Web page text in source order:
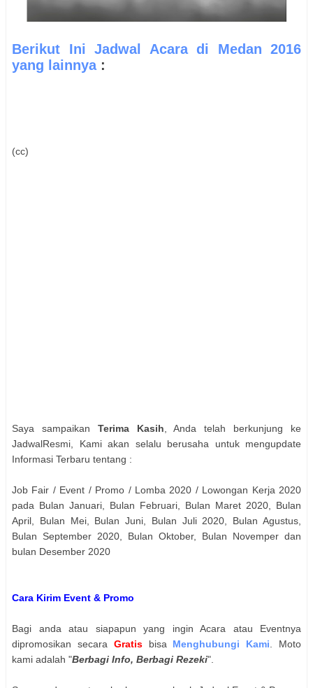
Berikut Ini Jadwal Acara di Medan 2016
yang lainnya:
(cc)
Saya sampaikan Terima Kasih, Anda telah berkunjung ke
JadwalResmi, Kami akan selalu berusaha untuk mengupdate
Informasi Terbaru tentang :
Job Fair / Event / Promo / Lomba 2020 / Lowongan Kerja 2020
pada Bulan Januari, Bulan Februari, Bulan Maret 2020, Bulan
April, Bulan Mei, Bulan Juni, Bulan Juli 2020, Bulan Agustus,
Bulan September 2020, Bulan Oktober, Bulan Novemper dan
bulan Desember 2020
Cara Kirim Event & Promo
Bagi anda atau siapapun yang ingin Acara atau Eventnya
dipromosikan secara Gratisbisa Menghubungi Kami. Moto
kami adalah "Berbagi Info, Berbagi Rezeki".